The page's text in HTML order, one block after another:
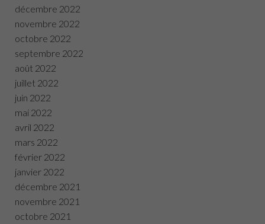
décembre 2022
novembre 2022
octobre 2022
septembre 2022
août 2022
juillet 2022
juin 2022
mai 2022
avril 2022
mars 2022
février 2022
janvier 2022
décembre 2021
novembre 2021
octobre 2021